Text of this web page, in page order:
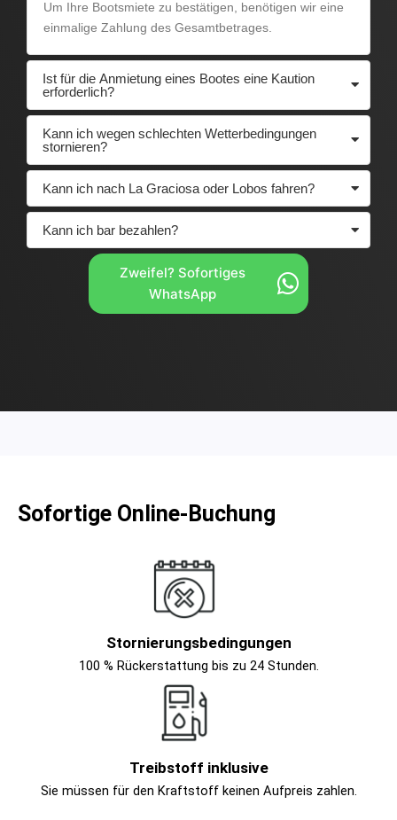
Um Ihre Bootsmiete zu bestätigen, benötigen wir eine
einmalige Zahlung des Gesamtbetrages.
Ist für die Anmietung eines Bootes eine Kaution
erforderlich?
Kann ich wegen schlechten Wetterbedingungen
stornieren?
Kann ich nach La Graciosa oder Lobos fahren?
Kann ich bar bezahlen?
Zweifel? Sofortiges
WhatsApp
Sofortige Online-Buchung
Stornierungsbedingungen
100 % Rückerstattung bis zu 24 Stunden.
Treibstoff inklusive
Sie müssen für den Kraftstoff keinen Aufpreis zahlen.